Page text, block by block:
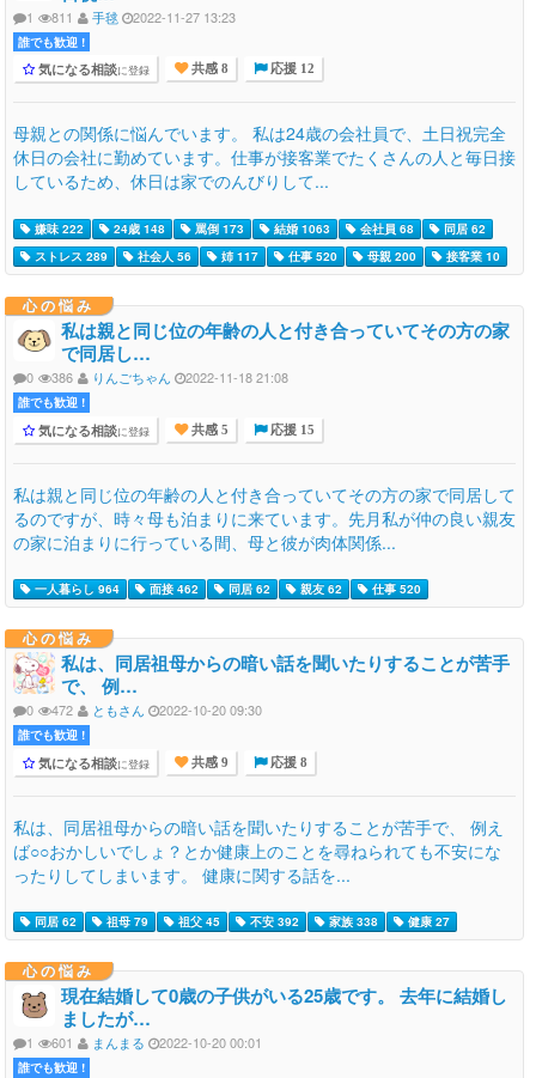
1 811 手毬 2022-11-27 13:23
誰でも歓迎 !
気になる相談に登録 共感 8 応援 12
母親との関係に悩んでいます。 私は24歳の会社員で、土日祝完全
休日の会社に勤めています。仕事が接客業でたくさんの人と毎日接
しているため、休日は家でのんびりして...
嫌味 222 24歳 148 罵倒 173 結婚 1063 会社員 68
同居 62
ストレス 289
社会人 56 姉 117 仕事 520 母親 200 接客業 10
心の悩み
私は親と同じ位の年齢の人と付き合っていてその方の家
で同居し…
0 386 りんごちゃん 2022-11-18 21:08
誰でも歓迎 !
気になる相談に登録 共感 5 応援 15
私は親と同じ位の年齢の人と付き合っていてその方の家で同居して
るのですが、時々母も泊まりに来ています。先月私が仲の良い親友
の家に泊まりに行っている間、母と彼が肉体関係...
一人暮らし 964 面接 462 同居 62 親友 62 仕事 520
心の悩み
私は、同居祖母からの暗い話を聞いたりすることが苦手
で、 例…
0 472 ともさん 2022-10-20 09:30
誰でも歓迎 !
気になる相談に登録 共感 9 応援 8
私は、同居祖母からの暗い話を聞いたりすることが苦手で、 例え
ば○○おかしいでしょ？とか健康上のことを尋ねられても不安にな
ったりしてしまいます。 健康に関する話を...
同居 62 祖母 79 祖父 45 不安 392 家族 338 健康 27
心の悩み
現在結婚して0歳の子供がいる25歳です。 去年に結婚し
ましたが…
1 601 まんまる 2022-10-20 00:01
誰でも歓迎 !